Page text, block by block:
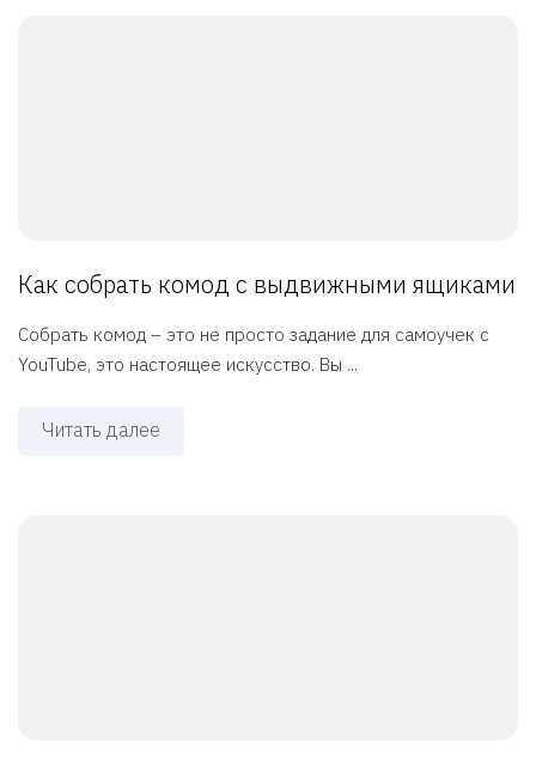
Как собрать комод с выдвижными ящиками
Собрать комод – это не просто задание для самоучек с
YouTube, это настоящее искусство. Вы ...
Читать далее